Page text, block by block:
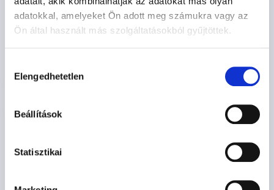
adatokkal, amelyeket Ön adott meg számukra vagy az
Ön által használt más szolgáltatásokból gyűjtöttek.
kiválasztása
Elengedhetetlen
Beállítások
Statisztikai
559.600Ft-tól